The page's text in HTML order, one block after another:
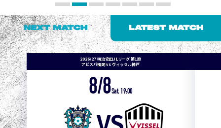
NEXT MATCH LATEST MATCH
2026/27 明治安田J1リーグ 第1節
アビスパ福岡 vs ヴィッセル神戸
8/8Sat. 19:00